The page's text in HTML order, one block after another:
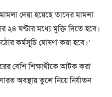
দেয়া হয়েছে তাদের মামলা
২৪ ঘণ্টার মধ্যে মুক্তি দিতে হবে।
কর্মসূচি ঘোষণা করা হবে।’
বেশি শিক্ষার্থীকে আটক করা
অবস্থায় তুলে নিয়ে নির্যাতন